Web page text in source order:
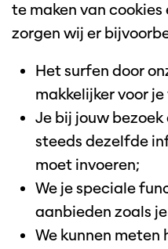
te maken van
zorgen wij er
Het surfen door
makkelijker voor
Je bij jouw
steeds dezelfde
moet invoeren;
We je speciale
aanbieden zoals
We kunnen meten